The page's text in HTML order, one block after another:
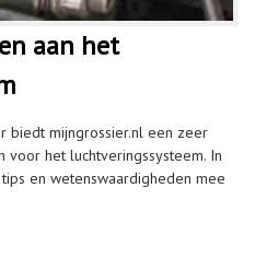
aan het
biedt mijngrossier.nl een zeer
het luchtveringssysteem. In
en wetenswaardigheden mee